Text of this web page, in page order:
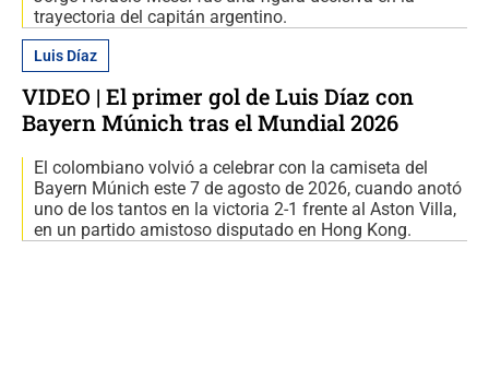
trayectoria del capitán argentino.
Luis Díaz
VIDEO | El primer gol de Luis Díaz con
Bayern Múnich tras el Mundial 2026
El colombiano volvió a celebrar con la camiseta del
Bayern Múnich este 7 de agosto de 2026, cuando anotó
uno de los tantos en la victoria 2-1 frente al Aston Villa,
en un partido amistoso disputado en Hong Kong.